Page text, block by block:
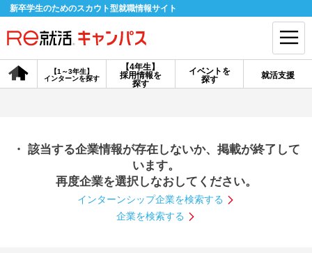
新卒学生のためのスカウト型就職情報サイト
【4年生】
採用情報を
探す
【1～3年生】
インターンを探す
イベントを
探す
就活支援
会員登録 ログイン
探す
【4年生】
説明会を探す
インターンを探す
・ 該当する企業情報が存在しないか、掲載が終了して
います。
再度企業を選択しなおしてください。
インターンシップ企業を検索する
企業を検索する